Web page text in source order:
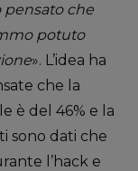
che
potuto
». L’idea ha
che la
è del 46% e la
sono dati che
l’hack e